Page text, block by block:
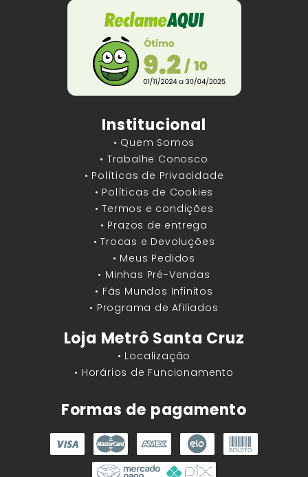
Institucional
• Quem Somos
• Trabalhe Conosco
• Políticas de Privacidade
• Políticas de Cookies
• Termos e condições
• Prazos de entrega
• Trocas e Devoluções
• Meus Pedidos
• Minhas Pré-Vendas
• Fãs Mundos Infinitos
• Programa de Afiliados
Loja Metrô Santa Cruz
• Localização
• Horários de Funcionamento
Formas de pagamento